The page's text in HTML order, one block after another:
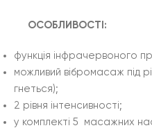
ОСОБЛИВОСТІ:
функція інфрачервоного
можливий вібромасаж під
гнеться);
2 рівня інтенсивності;
у комплекті 5 масажних